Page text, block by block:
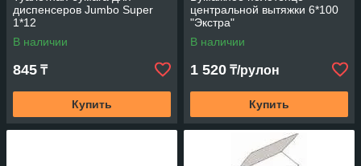
диспенсеров Jumbo Super
1*12
В наличии
845 ₸
Купить
центральной вытяжки 6*100
"Экстра"
В наличии
1 520 ₸/рулон
Купить